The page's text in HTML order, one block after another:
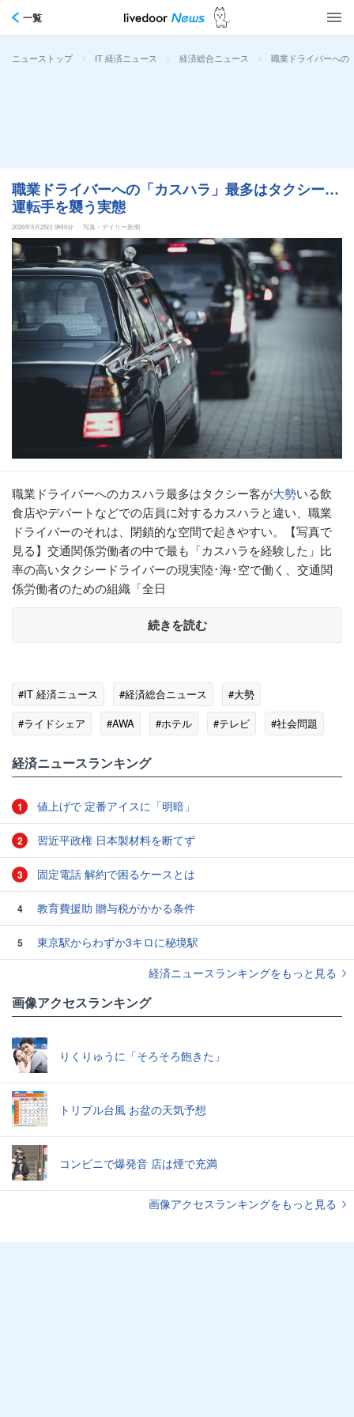
一覧
ニューストップ > IT 経済ニュース > 経済総合ニュース > 職業ドライバーへの
職業ドライバーへの「カスハラ」最多はタクシー…
運転手を襲う実態
2026年5月25日 9時0分 写真：デイリー新潮
職業ドライバーへのカスハラ最多はタクシー客が大勢いる飲
食店やデパートなどでの店員に対するカスハラと違い、職業
ドライバーのそれは、閉鎖的な空間で起きやすい。【写真で
見る】交通関係労働者の中で最も「カスハラを経験した」比
率の高いタクシードライバーの現実陸･海･空で働く、交通関
係労働者のための組織「全日
続きを読む
#IT 経済ニュース #経済総合ニュース
#大勢
#ライドシェア
#AWA #ホテル #テレビ
#社会問題
経済ニュースランキング
1 値上げで 定番アイスに「明暗」
2 習近平政権 日本製材料を断てず
3 固定電話 解約で困るケースとは
4 教育費援助 贈与税がかかる条件
5
東京駅からわずか3キロに秘境駅
経済ニュースランキングをもっと見る
画像アクセスランキング
りくりゅうに「そろそろ飽きた」
トリプル台風 お盆の天気予想
コンビニで爆発音 店は煙で充満
画像アクセスランキングをもっと見る